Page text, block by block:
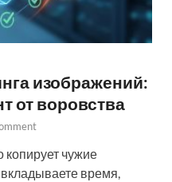
изображений:
от воровства
копирует чужие
время,